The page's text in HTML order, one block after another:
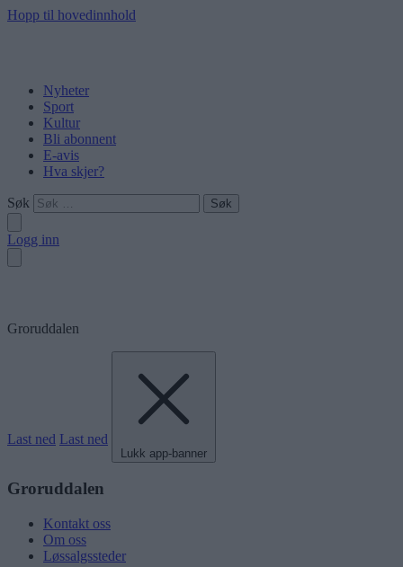
Hopp til hovedinnhold
Nyheter
Sport
Kultur
Bli abonnent
E-avis
Hva skjer?
Søk
Logg inn
Groruddalen
Last ned Last ned
Lukk app-banner
Groruddalen
Kontakt oss
Om oss
Løssalgssteder